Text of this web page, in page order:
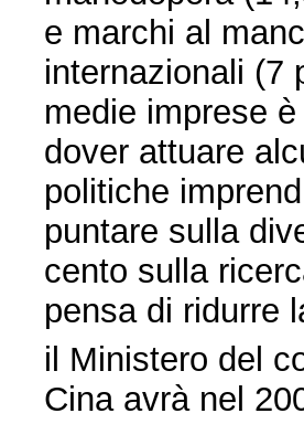
e marchi al
internazionali (7
medie imprese
dover attuare
politiche
puntare sulla
cento sulla
pensa di ridurre
il Ministero del
Cina avrà nel